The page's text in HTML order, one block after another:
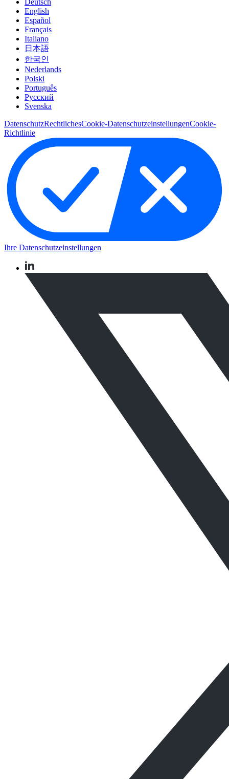
Deutsch
English
Español
Français
Italiano
日本語
한국인
Nederlands
Polski
Português
Pусский
Svenska
DatenschutzRechtlichesCookie-DatenschutzeinstellungenCookie-
Richtlinie
Ihre Datenschutzeinstellungen